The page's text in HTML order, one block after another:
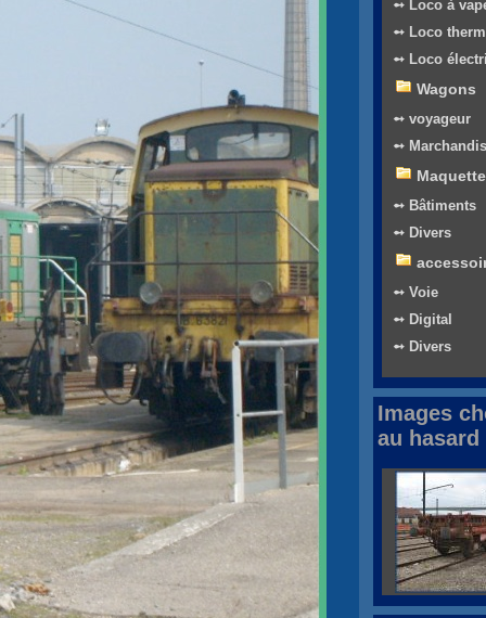
➻ Loco à
➻ Loco
➻ Loco
Wagons
➻ voyageur
➻
➻ Bâtiments
➻ Divers
➻ Voie
➻ Digital
➻ Divers
Images
au hasard